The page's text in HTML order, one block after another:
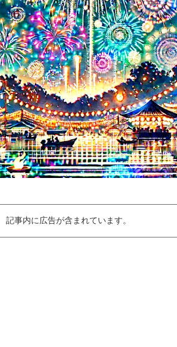
記事内に広告が含まれています。